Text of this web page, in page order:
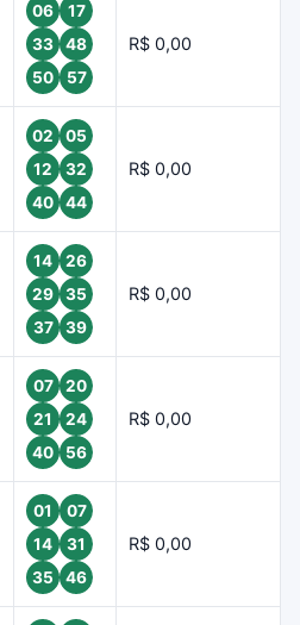
06
17
33
48
50
57
R$ 0,00
02
05
12
32
40
44
R$ 0,00
14
26
29
35
37
39
R$ 0,00
07
20
21
24
40
56
R$ 0,00
01
07
14
31
35
46
R$ 0,00